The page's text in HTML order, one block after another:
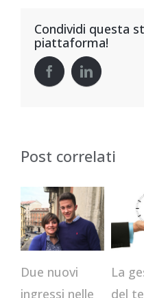
Condividi questa
piattaforma!
Post correlati
Due nuovi
ingressi nelle
La
del